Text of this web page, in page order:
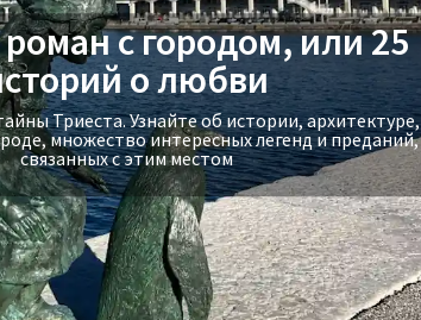
на яхте в Стамбуле -
по Босфору
яхте в Стамбуле - прогулка по Босфору
с городом, или 25
о любви
Триеста. Узнайте об истории, архитектуре,
множествo интересных легенд и преданий,
связанных с этим местом